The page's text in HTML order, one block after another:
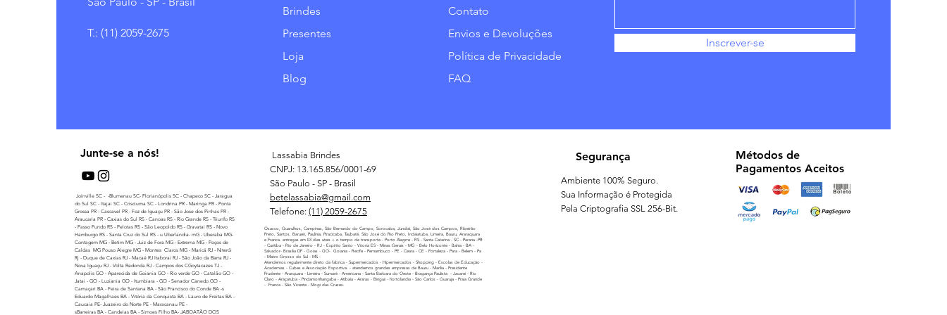
T.: (11) 2059-2675
Brindes
Presentes
Loja
Blog
Contato
Envios e Devoluções
Política de Privacidade
FAQ
Inscrever-se
Junte-se a nós!
Joinville SC - -Blumenau SC- Florianópolis SC - Chapeco SC - Jaragua
do Sul SC - Itajai SC - Crisciuma SC - Londrina PR - Maringa PR - Ponta
Grossa PR - Cascavel PR - Foz de Iguaçu PR - São Jose dos Pinhas PR -
Araucaria PR - Caxias do Sul RS - Canoas RS - Rio Grande RS - Triunfo RS
- Passo Fundo RS - Pelotas RS - São Leopoldo RS - Gravatai RS - Novo
Hamburgo RS - Santa Cruz do Sul RS - u Uberlandia- mG - Uberaba MG-
Contagem MG - Betim MG - Juiz de Fora MG - Extrema MG - Poços de
Caldas MG Pouso Alegre MG - Montes Claros MG - Maricá RJ - Niterói
Rj - Duque de Caxias RJ - Macaé RJ Itaborai RJ - São Joâo da Barra RJ -
Nova Iguaçu RJ - Volta Redonda RJ - Campos dos CGoytacazes TJ -
Anapolis GO - Aparecida de Goiania GO - Rio verde GO - Catalão GO -
Jatai - GO - Luziania GO - Itumbiara - GO - Senador Canedo GO -
Camaçari BA - Feira de Santana BA - São Francisco do Conde BA -s
Eduardo Magalhaes BA - Vitória da Conquista BA - Lauro de Freitas BA -
Caucaia PE- Juazeiro do Norte PE - Maracanau PE -
sBarreiras BA - Candeias BA - Simoes Filho BA- JABOATÃO DOS
Lassabia Brindes
CNPJ: 13.165.856/0001-69
São Paulo - SP - Brasil
betelassabia@gmail.com
Telefone: (11) 2059-2675
Osasco, Guarulhos, Campinas, São Bernardo do Campo, Sorocaba, Jundiaí, São José dos Campos, Ribeirão
Preto, Santos, Barueri, Paulínia, Piracicaba, Taubaté, São José do Rio Preto, Indaiatuba, Limeira, Bauru, Araraquara
e Franca. entregas em 03 dias uteis + o tempo de transporte - Porto Alegrre - RS - Santa Catarina - SC - Parana -PR
- Curitiba - Rio de Janeiro - RJ - Espirito Santo - Vitoria ES - Minas Gerais - MG - Belo Horizonte - Bahia - BA -
Salvador- Brasilia DF - Goias - GO- Goiania - Recife - Pernambuco - PE - Ceara - CE - Fortaleza - Para - Belem - Pa
- Matro Grosso do Sul - MS -
Atendemos regularmente direto da fabrica - Supermercados - Hipermercados - Shopping - Escolas de Educação -
Academias - Cubes e Associação Esportiva. - atendemos grandes empresas de Bauru - Marilia - Presidente
Prudente - Ararquara - Limeira - Sumaré - Americana - Santa Barbara do Oeste - Bragança Paulista - Jacarei - Rio
Claro - Araçatuba - Pindamonhangaba - Atibaia - Araras - Biriguii - hortolandia - São Carlos - Guaruja - Praia Grande
- Franca - São Vicente - Mogi das Cruzes.
Segurança
Ambiente 100% Seguro.
Sua Informação é Protegida
Pela Criptografia SSL 256-Bit.
Métodos de
Pagamentos Aceitos